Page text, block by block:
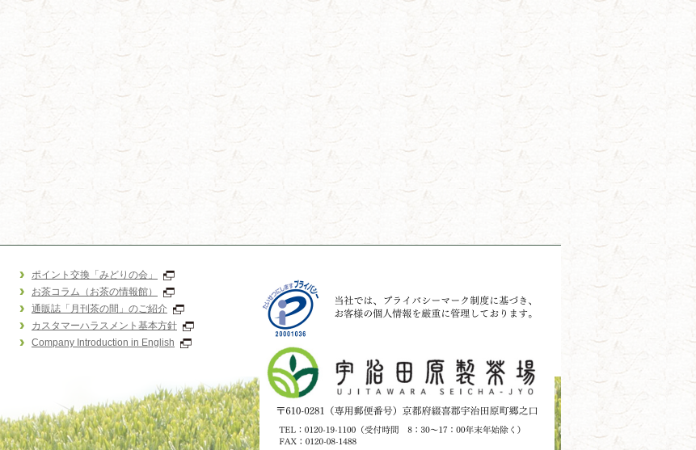
ポイント交換「みどりの会」
お茶コラム（お茶の情報館）
通販誌「月刊茶の間」のご紹介
カスタマーハラスメント基本方針
Company Introduction in English